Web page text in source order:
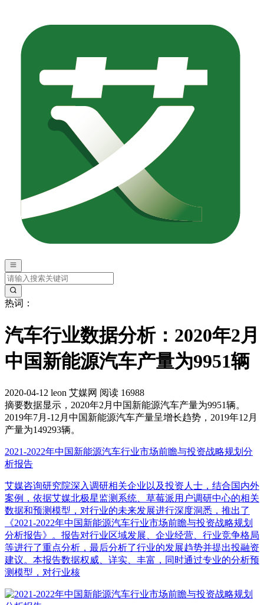
热词：
汽车行业数据分析：2020年2月
中国新能源汽车产量为9951辆
2020-04-12 leon 艾媒网 阅读 16988
摘要数据显示，2020年2月中国新能源汽车产量为9951辆。
2019年7月-12月中国新能源汽车产量呈增长趋势，2019年12月
产量为149293辆。
2021-2022年中国新能源汽车行业市场前瞻与投资战略规划分
析报告
艾媒咨询研究院深入调研相关企业以及投资人士，结合国内外
案例，依据艾媒北极星监测系统、草莓派用户调研中心的相关
数据和预测模型，对行业的未来发展进行深度洞悉，推出了
《2021-2022年中国新能源汽车行业市场前瞻与投资战略规划
分析报告》。报告对行业区域发展、企业经营、行业竞争格局
等进行了重点分析，最后分析了行业的发展趋势并提出投融资
建议。本报告数据权威、详实、丰富，同时通过专业的分析预
测模型，对行业核